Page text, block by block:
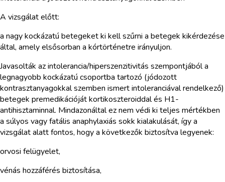
A vizsgálat előtt:
a nagy kockázatú betegeket ki kell szűrni a betegek kikérdezése
által, amely elsősorban a kórtörténetre irányuljon.
Javasolták az intolerancia/hiperszenzitivitás szempontjából a
legnagyobb kockázatú csoportba tartozó (jódozott
kontrasztanyagokkal szemben ismert intoleranciával rendelkező)
betegek premedikációját kortikoszteroiddal és H1-
antihisztaminnal. Mindazonáltal ez nem védi ki teljes mértékben
a súlyos vagy fatális anaphylaxiás sokk kialakulását, így a
vizsgálat alatt fontos, hogy a következők biztosítva legyenek:
orvosi felügyelet,
vénás hozzáférés biztosítása,